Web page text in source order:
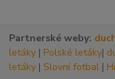
Partnerské weby:
letáky | Polské letáky|
letáky | Slovní fotbal |